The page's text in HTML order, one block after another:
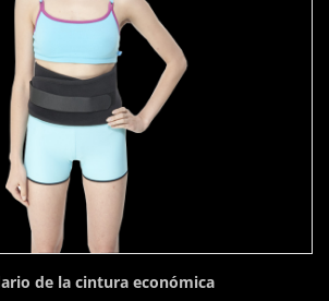
de la cintura económica